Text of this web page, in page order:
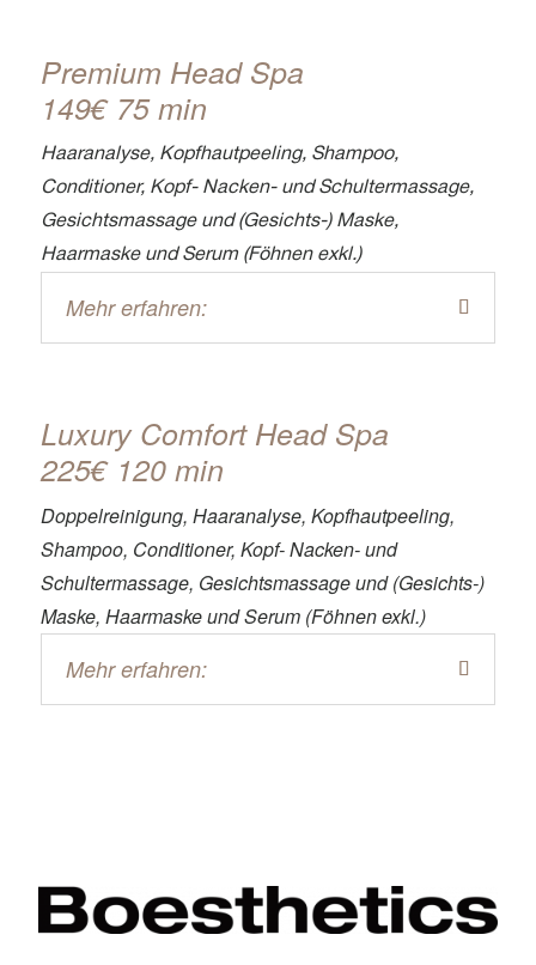
Premium Head Spa
149€ 75 min
Haaranalyse, Kopfhautpeeling, Shampoo,
Conditioner, Kopf- Nacken- und Schultermassage,
Gesichtsmassage und (Gesichts-) Maske,
Haarmaske und Serum (Föhnen exkl.)
Mehr erfahren:
Luxury Comfort Head Spa
225€ 120 min
Doppelreinigung, Haaranalyse, Kopfhautpeeling,
Shampoo, Conditioner, Kopf- Nacken- und
Schultermassage, Gesichtsmassage und (Gesichts-)
Maske, Haarmaske und Serum (Föhnen exkl.)
Mehr erfahren: